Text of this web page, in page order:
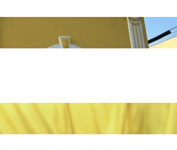
Adolpho Mello gera críticas
de viver a Copa do Mundo